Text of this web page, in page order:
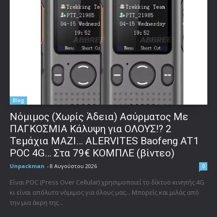
Blog
Νόμιμος (Χωρίς Άδεια) Ασύρματος Με
ΠΑΓΚΟΣΜΙΑ Κάλυψη για ΟΛΟΥΣ!? 2
Τεμάχια ΜΑΖΙ… ALERVITES Baofeng AT1
POC 4G… Στα 79€ ΚΟΜΠΛΕ (βίντεο)
Unpackman - 8 Αυγούστου 2026 0
Είναι POC (Press Over Cellular) χρησιμοποιεί το δίκτυο κινητής 4G
κι είναι απόλυτα νόμιμος για όλους μας... Μπορείς και μιλάς από
την μια άκρη της...